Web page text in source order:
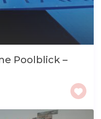
Poolblick –